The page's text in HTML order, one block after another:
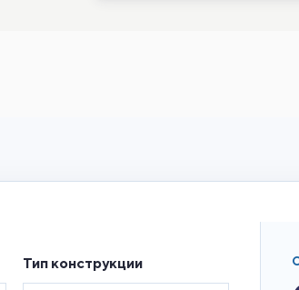
Тип конструкции